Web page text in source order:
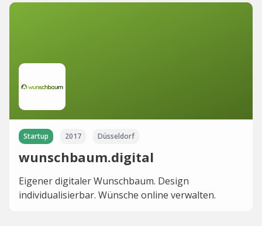
Startup 2017 Düsseldorf
wunschbaum.digital
Eigener digitaler Wunschbaum. Design
individualisierbar. Wünsche online verwalten.